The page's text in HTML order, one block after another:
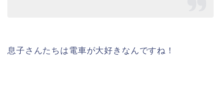
息子さんたちは電車が大好きなんですね！